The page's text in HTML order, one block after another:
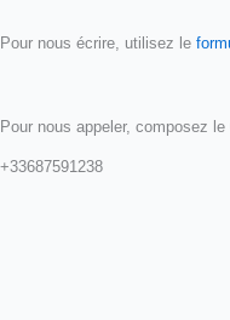
Pour nous écrire, utilisez le
Pour nous appeler, composez
+33687591238